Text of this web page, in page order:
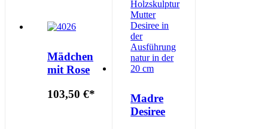
Mädchen
mit Rose
103,50 €*
Madre
Desiree